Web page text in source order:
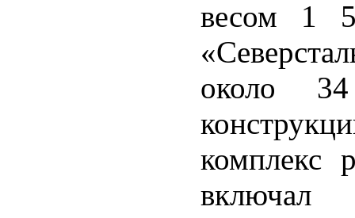
весом 1
около
комплекс
включал